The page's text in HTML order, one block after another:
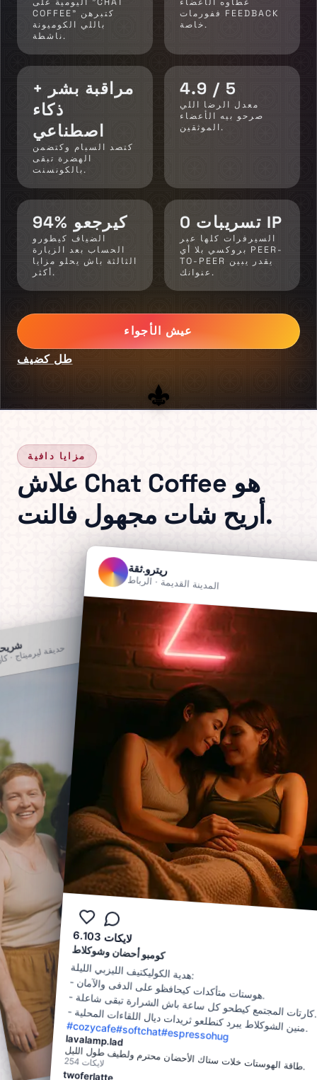
COFFEE" كتبرهن
باللي الكوميونة
ناشطة.
ففورمات FEEDBACK
خاصة.
مراقبة بشر +
ذكاء
اصطناعي
كتصد السبام وكتضمن
الهضرة تبقى
بالكونسنت.
4.9 / 5
معدل الرضا اللي
صرحو بيه الأعضاء
الموثقين.
94% كيرجعو
الضياف كيطورو
الحساب بعد الزيارة
الثالثة باش يحلو مزايا
أكثر.
0 تسريبات IP
السيرفرات كلها عبر
بروكسي بلا أي PEER-
TO-PEER يقدر يبين
عنوانك.
عيش الأجواء
طل كضيف
مزايا دافية
علاش Chat Coffee هو
أريح شات مجهول فالنت.
حديقة ليرميتاج ·
تابع
ريترو.ثقة
المدينة القديمة · الرباط
0لايكات
كومبو أحضان وشوكلاط
هدية الكوليكتيف الليزبي الليلة:
-
هوستات متأكدات كيحافظو على الدفى والآمان
.
-
كارتات المجتمع كيطحو كل ساعة باش الشرارة تبقى شاعلة
.
-
منين الشوكلاط يبرد كنطلعو ثريدات ديال اللقاءات المحلية
.
#cozycafe#softchat#espressohug
lavalamp.lad
طاقة الهوستات خلات ستاك الأحضان محترم ولطيف طول الليل .
254 لايكات
twoferlatte